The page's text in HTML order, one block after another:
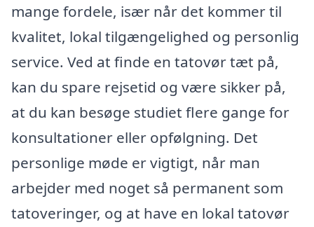
mange fordele, især når det kommer til
kvalitet, lokal tilgængelighed og personlig
service. Ved at finde en tatovør tæt på,
kan du spare rejsetid og være sikker på,
at du kan besøge studiet flere gange for
konsultationer eller opfølgning. Det
personlige møde er vigtigt, når man
arbejder med noget så permanent som
tatoveringer, og at have en lokal tatovør